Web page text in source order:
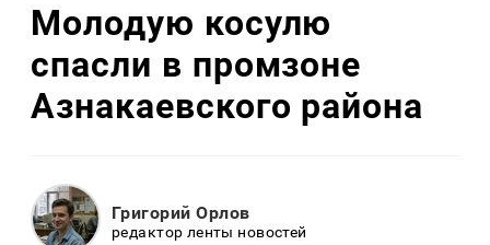
Молодую косулю
спасли в промзоне
Азнакаевского района
Григорий Орлов
редактор ленты новостей